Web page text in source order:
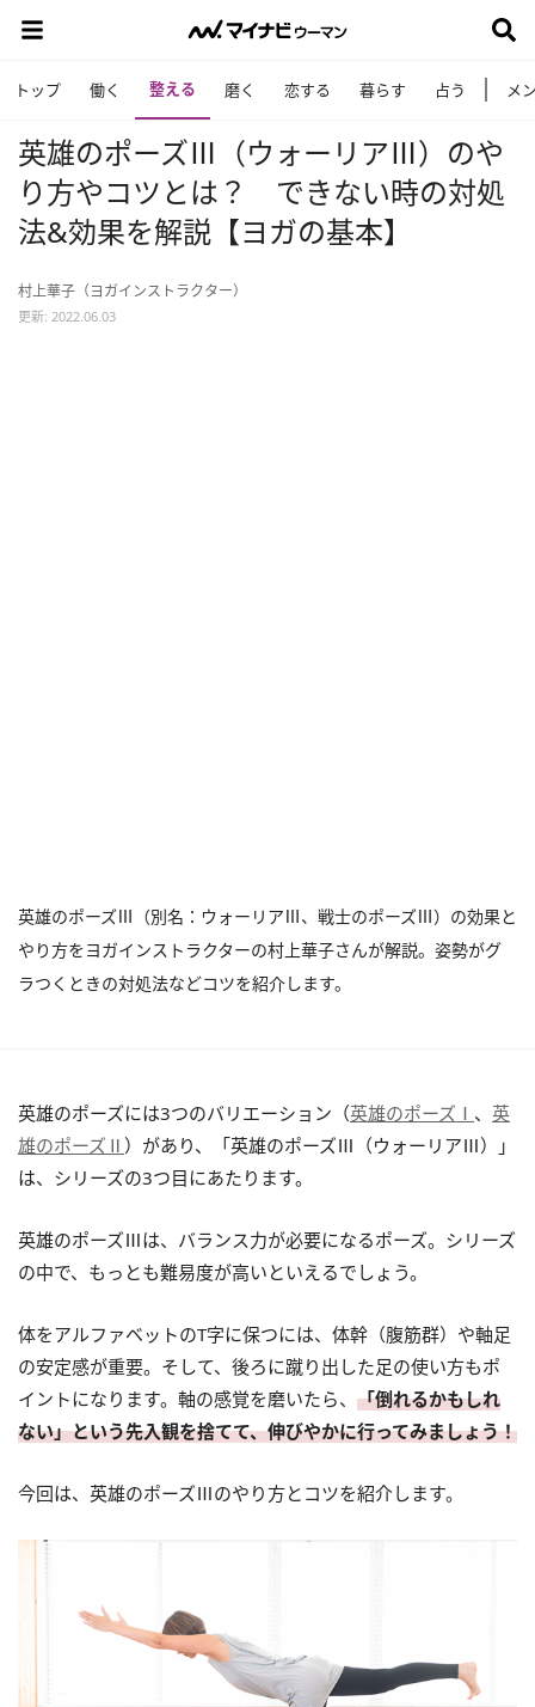
トップ 働く 整える 磨く 恋する 暮らす 占う メ
英雄のポーズⅢ（ウォーリアⅢ）のや
り方やコツとは？ できない時の対処
法&効果を解説【ヨガの基本】
村上華子（ヨガインストラクター）
更新: 2022.06.03
英雄のポーズⅢ（別名：ウォーリアⅢ、戦士のポーズⅢ）の効果と
やり方をヨガインストラクターの村上華子さんが解説。姿勢がグ
ラつくときの対処法などコツを紹介します。
英雄のポーズには3つのバリエーション（英雄のポーズⅠ 、 英
雄のポーズⅡ ）があり、「英雄のポーズⅢ（ウォーリアⅢ）」
は、シリーズの3つ目にあたります。
英雄のポーズⅢは、バランス力が必要になるポーズ。シリーズ
の中で、もっとも難易度が高いといえるでしょう。
体をアルファベットのT字に保つには、体幹（腹筋群）や軸足
の安定感が重要。そして、後ろに蹴り出した足の使い方もポ
イントになります。軸の感覚を磨いたら、 「倒れるかもしれ
ない」という先入観を捨てて、伸びやかに行ってみましょう！
今回は、英雄のポーズⅢのやり方とコツを紹介します。